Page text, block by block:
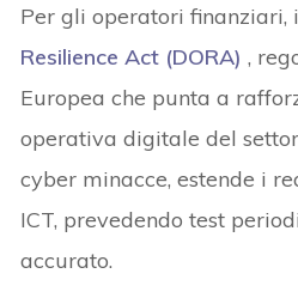
Per gli operatori finanziari,
Resilience Act (DORA) ,
Europea che punta a
operativa digitale del
cyber minacce, estende i
ICT, prevedendo test
accurato.